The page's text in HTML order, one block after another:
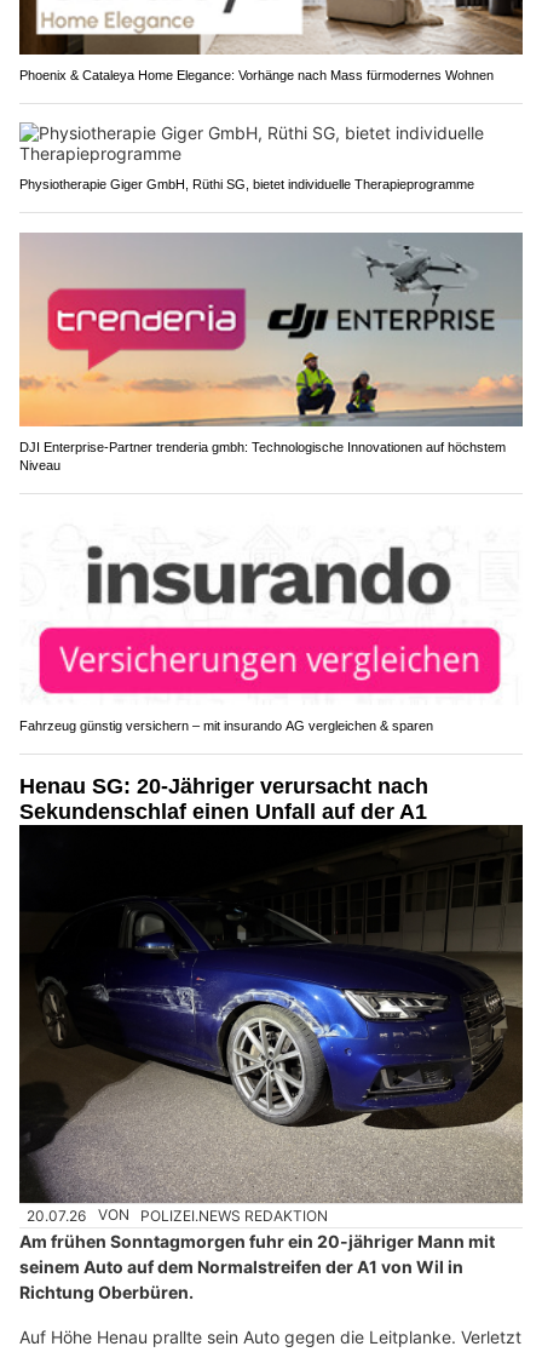
Phoenix & Cataleya Home Elegance: Vorhänge nach Mass fürmodernes Wohnen
Physiotherapie Giger GmbH, Rüthi SG, bietet individuelle Therapieprogramme
DJI Enterprise-Partner trenderia gmbh: Technologische Innovationen auf höchstem
Niveau
Fahrzeug günstig versichern – mit insurando AG vergleichen & sparen
Henau SG: 20-Jähriger verursacht nach
Sekundenschlaf einen Unfall auf der A1
20.07.26 VON POLIZEI.NEWS REDAKTION
Am frühen Sonntagmorgen fuhr ein 20-jähriger Mann mit
seinem Auto auf dem Normalstreifen der A1 von Wil in
Richtung Oberbüren.
Auf Höhe Henau prallte sein Auto gegen die Leitplanke. Verletzt